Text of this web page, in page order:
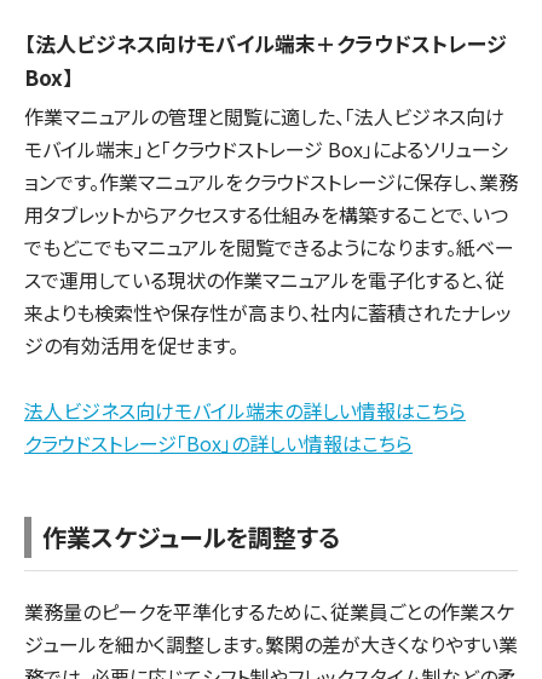
【法人ビジネス向けモバイル端末＋クラウドストレージ
Box】
作業マニュアルの管理と閲覧に適した、「法人ビジネス向け
モバイル端末」と「クラウドストレージ Box」によるソリューシ
ョンです。作業マニュアルをクラウドストレージに保存し、業務
用タブレットからアクセスする仕組みを構築することで、いつ
でもどこでもマニュアルを閲覧できるようになります。紙ベー
スで運用している現状の作業マニュアルを電子化すると、従
来よりも検索性や保存性が高まり、社内に蓄積されたナレッ
ジの有効活用を促せます。
法人ビジネス向けモバイル端末の詳しい情報はこちら
クラウドストレージ「Box」の詳しい情報はこちら
作業スケジュールを調整する
業務量のピークを平準化するために、従業員ごとの作業スケ
ジュールを細かく調整します。繁閑の差が大きくなりやすい業